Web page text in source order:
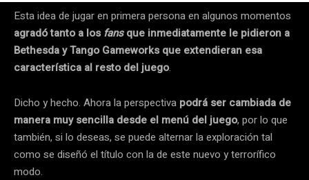
Esta idea de jugar en primera persona en algunos momentos
agradó tanto a losfansque inmediatamente le pidieron a
Bethesda y Tango Gameworks que extendieran esa
característica al resto del juego.
Dicho y hecho. Ahora la perspectiva podrá ser cambiada de
manera muy sencilla desde el menú del juego, por lo que
también, si lo deseas, se puede alternar la exploración tal
como se diseñó el título con la de este nuevo y terrorífico
modo.